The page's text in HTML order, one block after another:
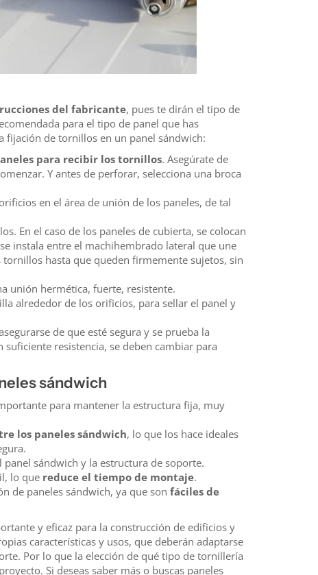
del fabricante, pues te dirán el tipo de
para el tipo de panel que has
fijación de tornillos en un panel sándwich:
para recibir los tornillos. Asegúrate de
Y antes de perforar, selecciona una broca
en el área de unión de los paneles, de tal
En el caso de los paneles de cubierta, se colocan
se instala entre el machihembrado lateral que une
hasta que queden firmemente sujetos, sin
unión hermética, fuerte, resistente.
alrededor de los orificios, para sellar el panel y
de que esté segura y se prueba la
resistencia, se deben cambiar para
sándwich
para mantener la estructura fija, muy
los paneles sándwich, lo que los hace ideales
panel sándwich y la estructura de soporte.
lo que reduce el tiempo de montaje.
de paneles sándwich, ya que son fáciles de
y eficaz para la construcción de edificios y
características y usos, que deberán adaptarse
Por lo que la elección de qué tipo de tornillería
Si deseas saber más o buscas paneles